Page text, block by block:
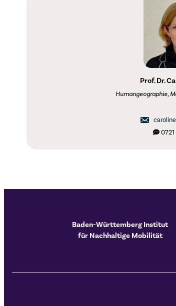
Prof. Dr.
Humangeographie,
0721
Baden-Württemberg Institut
für Nachhaltige Mobilität